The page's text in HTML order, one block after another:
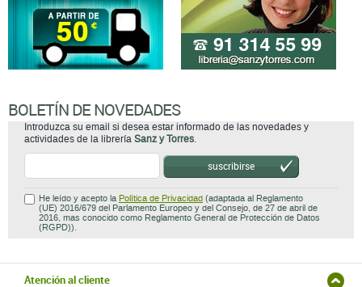
BOLETÍN DE NOVEDADES
Introduzca su email si desea estar informado de las novedades y
actividades de la librería Sanz y Torres
suscribirse
He leído y acepto la Política de Privacidad (adaptada al Reglamento
(UE) 2016/679 del Parlamento Europeo y del Consejo, de 27 de abril de
2016, mas conocido como Reglamento General de Protección de Datos
(RGPD)).
Atención al cliente